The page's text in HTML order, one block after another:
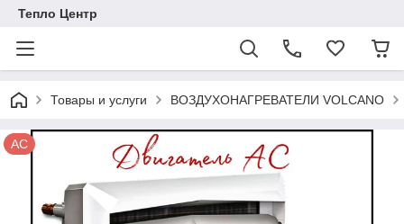
Тепло Центр
Товары и услуги ВОЗДУХОНАГРЕВАТЕЛИ VOLCANO
AC